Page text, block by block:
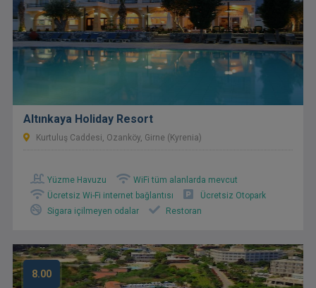
Altınkaya Holiday Resort
Kurtuluş Caddesi, Ozanköy, Girne (Kyrenia)
Yüzme Havuzu
WiFi tüm alanlarda mevcut
Ücretsiz Wi-Fi internet bağlantısı
Ücretsiz Otopark
Sigara içilmeyen odalar
Restoran
8.00